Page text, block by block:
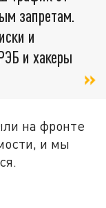
запретам.
и
и хакеры
на фронте
и мы